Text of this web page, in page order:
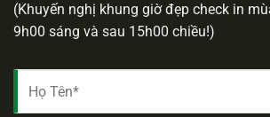
(Khuyến nghị khung giờ đẹp check in
9h00 sáng và sau 15h00 chiều!)